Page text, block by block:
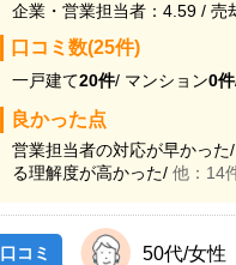
企業・営業担当者：4.59 / 売
口コミ数(25件)
一戸建て20件/ マンション0件
良かった点
営業担当者の対応が早かった/
る理解度が高かった/ 他：14
口コミ 50代/女性